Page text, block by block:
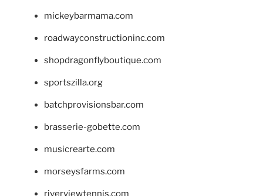
mickeybarmama.com
roadwayconstructioninc.com
shopdragonflyboutique.com
sportszilla.org
batchprovisionsbar.com
brasserie-gobette.com
musicrearte.com
morseysfarms.com
riverviewtennis.com